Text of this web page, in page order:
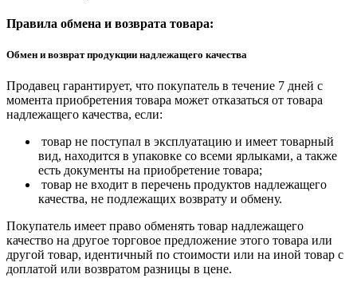
Правила обмена и возврата товара:
Обмен и возврат продукции надлежащего качества
Продавец гарантирует, что покупатель в течение 7 дней с
момента приобретения товара может отказаться от товара
надлежащего качества, если:
товар не поступал в эксплуатацию и имеет товарный
вид, находится в упаковке со всеми ярлыками, а также
есть документы на приобретение товара;
товар не входит в перечень продуктов надлежащего
качества, не подлежащих возврату и обмену.
Покупатель имеет право обменять товар надлежащего
качество на другое торговое предложение этого товара или
другой товар, идентичный по стоимости или на иной товар с
доплатой или возвратом разницы в цене.